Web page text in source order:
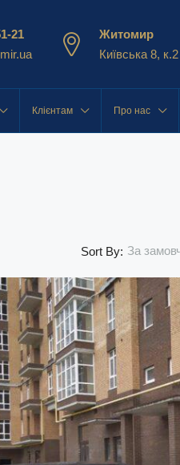
21
Житомир
Київська 8, к.2
Клієнтам Про нас
Sort By: За